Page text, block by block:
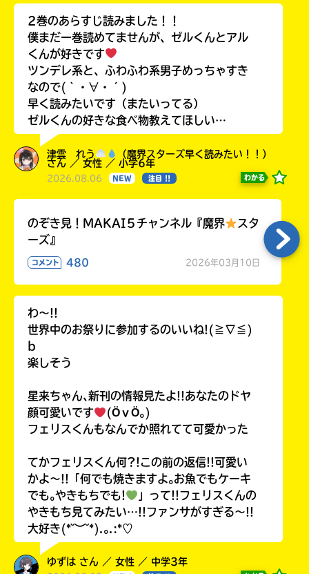
2巻のあらすじ読みました！！
僕まだ一巻読めてませんが、ゼルくんとアル
くんが好きです
ツンデレ系と、ふわふわ系男子めっちゃすき
なので(｀・∀・´)
早く読みたいです（またいってる）
ゼルくんの好きな食べ物教えてほしい…
津雲 れう
（魔界スターズ早く読みたい！！）
さん ／ 女性 ／ 小学6年
2026.08.06 NEW 注目 !! わかる
のぞき見！MAKAI５チャンネル『魔界
スタ
ーズ』
コメント 480 2026年03月10日
わ〜!!
世界中のお祭りに参加するのいいね!(≧∇≦)
b
楽しそう
星来ちゃん､新刊の情報見たよ!!あなたのドヤ
顔可愛いです
(ӦｖӦ｡)
フェリスくんもなんでか照れてて可愛かった
てかフェリスくん何?!この前の返信!!可愛い
かよ〜!!「何でも焼きますよ｡お魚でもケーキ
でも｡やきもちでも!
」って!!フェリスくんの
やきもち見てみたい…!!ファンサがすぎる〜!!
大好き(*˘︶˘*).｡.:*♡
ゆずは さん ／ 女性 ／ 中学3年